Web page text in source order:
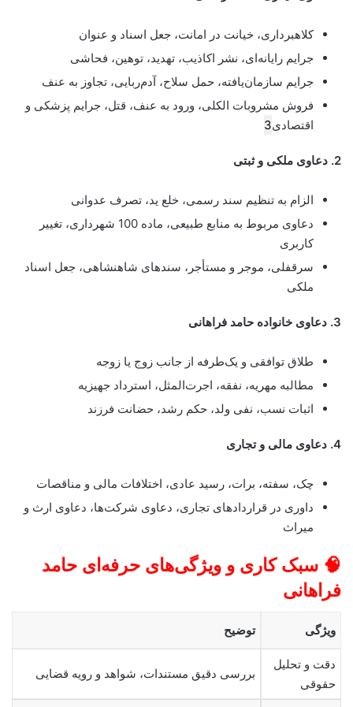
کلاهبرداری، خیانت در امانت، جعل اسناد و عنوان
جرایم رایانه‌ای، نشر اکاذیب، تهدید، توهین، فحاشی
جرایم سازمان‌یافته، حمل سلاح، آدم‌ربایی، تجاوز به عنف
فروش مشروبات الکلی، ورود به عنف، قتل، جرایم پزشکی و
اقتصادی3
2. دعاوی ملکی و ثبتی
الزام به تنظیم سند رسمی، خلع ید، تصرف عدوانی
دعاوی مربوط به منابع طبیعی، ماده 100 شهرداری، تغییر
کاربری
سرقفلی، موجر و مستأجر، سندهای شاهنشاهی، جعل اسناد
ملکی
3. دعاوی خانواده حامد فراهانی
طلاق توافقی و یک‌طرفه از جانب زوج یا زوجه
مطالبه مهریه، نفقه، اجرت‌المثل، استرداد جهیزیه
اثبات نسب، نفی ولد، حکم رشد، حضانت فرزند
4. دعاوی مالی و تجاری
چک، سفته، برات، رسید عادی، اختلافات مالی و مناقصات
داوری در قراردادهای تجاری، دعاوی شرکت‌ها، دعاوی ارث و
میراث
🧠 سبک کاری و ویژگی‌های حرفه‌ای حامد
فراهانی
ویژگی توضیح
دقت و تحلیل
حقوقی
بررسی دقیق مستندات، شواهد و رویه قضایی